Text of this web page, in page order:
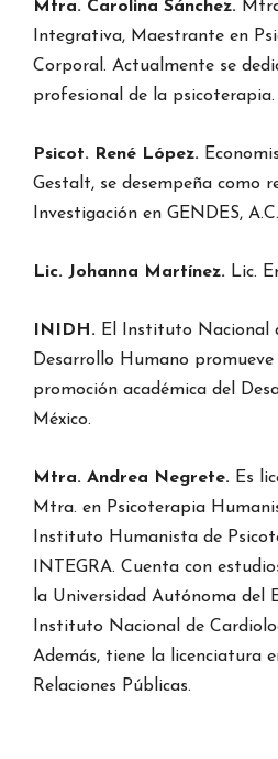
Mtra. Carolina Sánchez.
Integrativa, Maestrante en
Corporal. Actualmente se
profesional de la psicoterapia.
Psicot. René López.
Gestalt, se desempeña como
Investigación en GENDES, A.C.
Lic. Johanna Martínez. Lic.
INIDH. El Instituto Nacional
Desarrollo Humano
promoción académica del
México.
Mtra. Andrea Negrete. Es
Mtra. en Psicoterapia
Instituto Humanista de
INTEGRA. Cuenta con
la Universidad Autónoma del
Instituto Nacional de
Además, tiene la licenciatura
Relaciones Públicas.